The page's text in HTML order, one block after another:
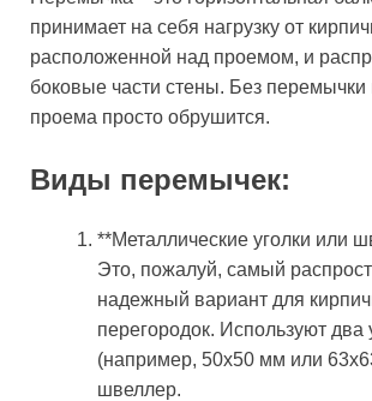
принимает на себя нагрузку от
расположенной над проемом, и
боковые части стены. Без перемычки
проема просто обрушится.
Виды перемычек:
**Металлические уголки или
Это, пожалуй, самый
надежный вариант для
перегородок. Используют два
(например, 50х50 мм или
швеллер.